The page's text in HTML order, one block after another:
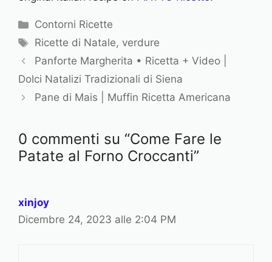
C
a
e
g
o
e
Contorni Ricette
T
a
Ricette di Natale, verdure
Panforte Margherita • Ricetta + Video |
Dolci Natalizi Tradizionali di Siena
Pane di Mais | Muffin Ricetta Americana
0 commenti su “Come Fare le
Patate al Forno Croccanti”
xinjoy
Dicembre 24, 2023 alle 2:04 PM